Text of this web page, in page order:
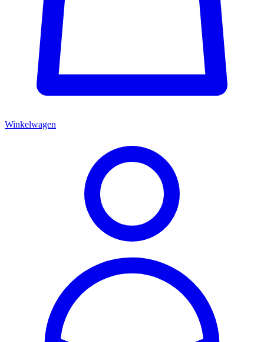
Winkelwagen